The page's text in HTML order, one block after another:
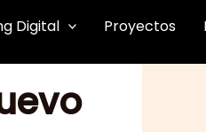
Digital Proyectos